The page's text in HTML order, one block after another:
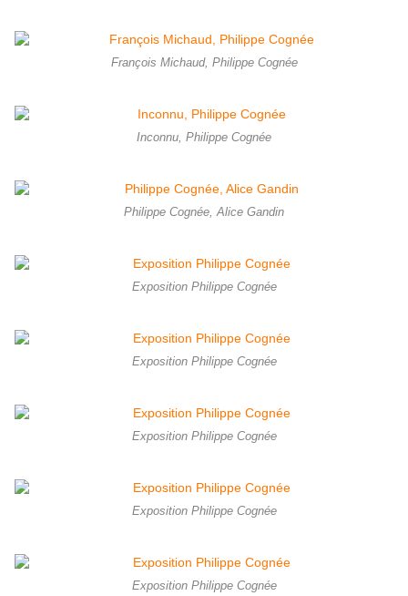
François Michaud, Philippe Cognée
Inconnu, Philippe Cognée
Philippe Cognée, Alice Gandin
Exposition Philippe Cognée
Exposition Philippe Cognée
Exposition Philippe Cognée
Exposition Philippe Cognée
Exposition Philippe Cognée